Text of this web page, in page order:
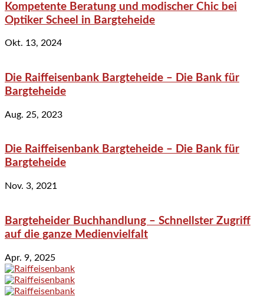
Kompetente Beratung und modischer Chic bei
Optiker Scheel in Bargteheide
Okt. 13, 2024
Die Raiffeisenbank Bargteheide – Die Bank für
Bargteheide
Aug. 25, 2023
Die Raiffeisenbank Bargteheide – Die Bank für
Bargteheide
Nov. 3, 2021
Bargteheider Buchhandlung – Schnellster Zugriff
auf die ganze Medienvielfalt
Apr. 9, 2025